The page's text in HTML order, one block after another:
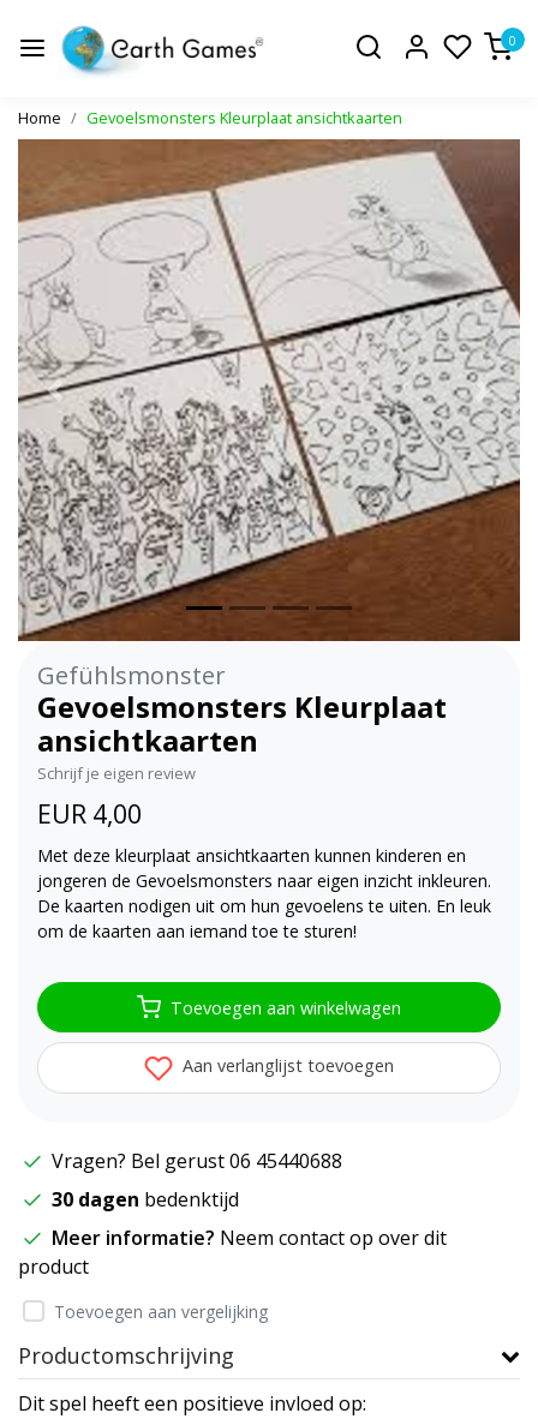
0
Home Gevoelsmonsters Kleurplaat ansichtkaarten
Vorige
Gefühlsmonster
Gevoelsmonsters Kleurplaat
ansichtkaarten
Schrijf je eigen review
EUR 4,00
Met deze kleurplaat ansichtkaarten kunnen kinderen en
jongeren de Gevoelsmonsters naar eigen inzicht inkleuren.
De kaarten nodigen uit om hun gevoelens te uiten. En leuk
om de kaarten aan iemand toe te sturen!
Toevoegen aan winkelwagen
Aan verlanglijst toevoegen
Vragen? Bel gerust 06 45440688
30 dagen bedenktijd
Meer informatie? Neem contact op over dit
product
Toevoegen aan vergelijking
Productomschrijving
Dit spel heeft een positieve invloed op: